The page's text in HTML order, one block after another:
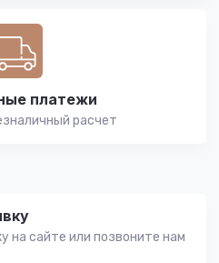
платежи
расчет
на сайте или позвоните нам